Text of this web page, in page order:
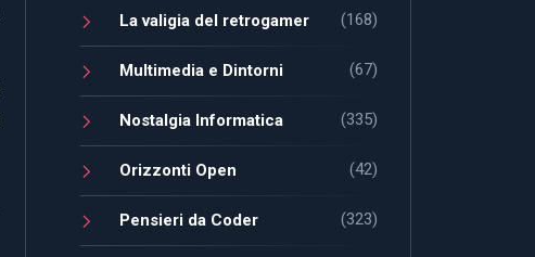
La valigia del retrogamer (168)
Multimedia e Dintorni (67)
Nostalgia Informatica (335)
Orizzonti Open (42)
Pensieri da Coder (323)